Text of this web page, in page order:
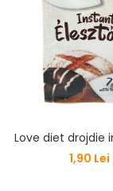
Love diet drojdie
1,90 Lei